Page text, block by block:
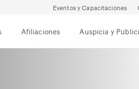
Eventos y Capacitaciones
Afiliaciones Auspicia y